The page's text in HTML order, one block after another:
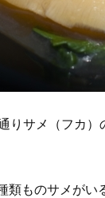
りサメ（フカ
類ものサメがい